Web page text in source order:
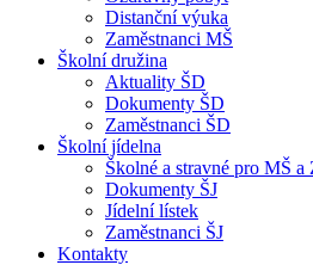
Distanční výuka
Zaměstnanci MŠ
Školní družina
Aktuality ŠD
Dokumenty ŠD
Zaměstnanci ŠD
Školní jídelna
Školné a stravné pro MŠ a
Dokumenty ŠJ
Jídelní lístek
Zaměstnanci ŠJ
Kontakty